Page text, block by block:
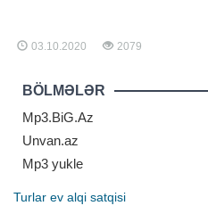
hərbi vəziyyət elan olunub və Bakı
03.10.2020 2079
BÖLMƏLƏR
Mp3.BiG.Az
Unvan.az
Mp3 yukle
Turlar ev alqi satqisi